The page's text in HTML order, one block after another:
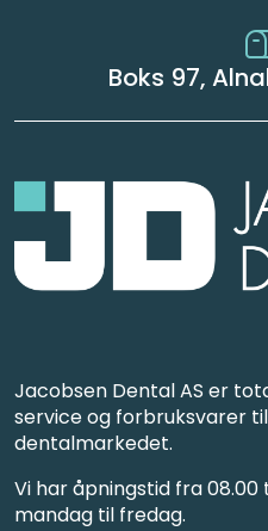
Boks 97,
Jacobsen Dental AS er
service og forbruksvarer
dentalmarkedet.
Vi har åpningstid fra 08.00
mandag til fredag.